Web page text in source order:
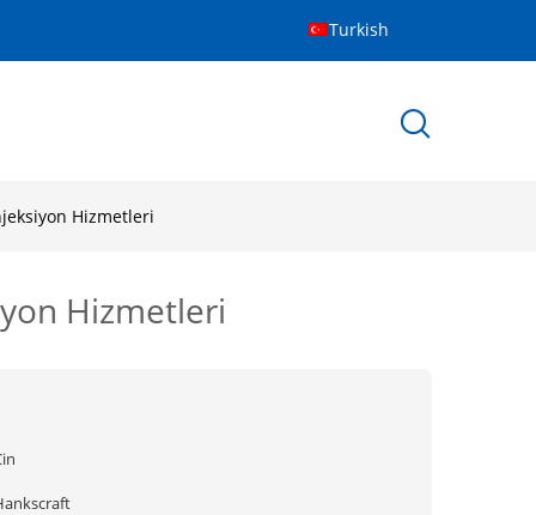
Turkish
Hizmetleri
Hizmetleri